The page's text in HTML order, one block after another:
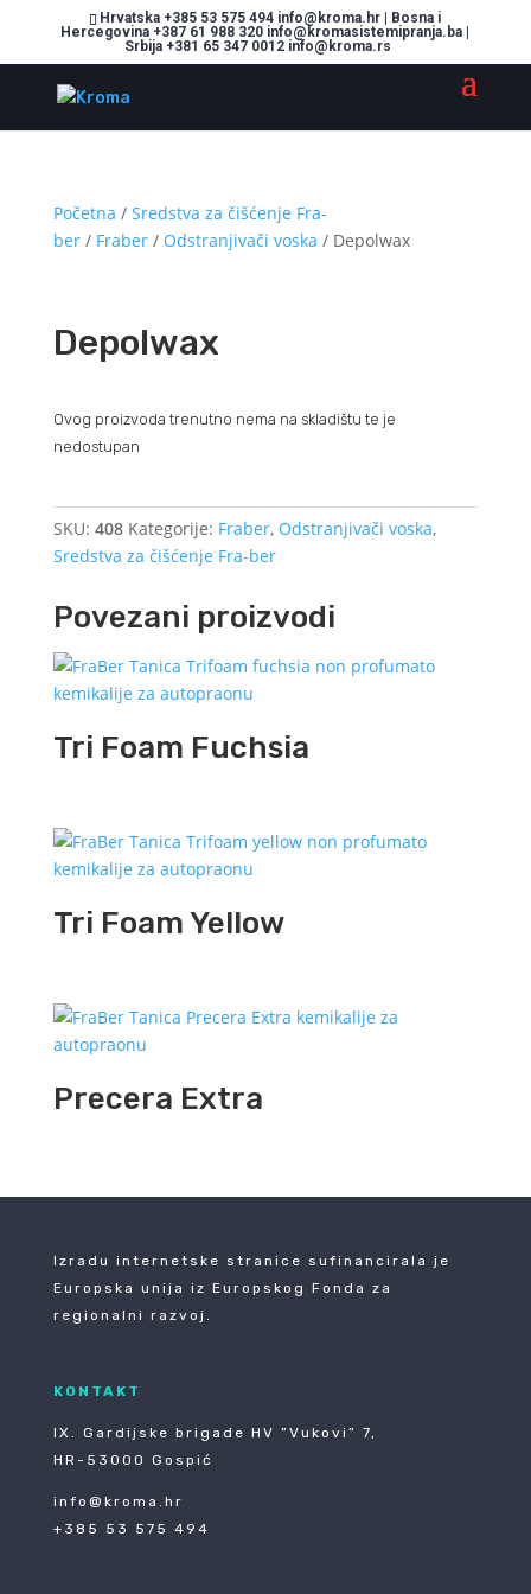
Hrvatska +385 53 575 494 info@kroma.hr | Bosna i
Hercegovina +387 61 988 320 info@kromasistemipranja.ba |
Srbija +381 65 347 0012 info@kroma.rs
Početna / Sredstva za čišćenje Fra-
ber/ Fraber/ Odstranjivači voska / Depolwax
Depolwax
Ovog proizvoda trenutno nema na skladištu te je
nedostupan
SKU: 408 Kategorije: Fraber, Odstranjivači voska,
Sredstva za čišćenje Fra-ber
Povezani proizvodi
Tri Foam Fuchsia
Tri Foam Yellow
Precera Extra
Izradu internetske stranice sufinancirala je
Europska unija iz Europskog Fonda za
regionalni razvoj.
KONTAKT
IX. Gardijske brigade HV ”Vukovi” 7,
HR-53000 Gospić
info@kroma.hr
+385 53 575 494